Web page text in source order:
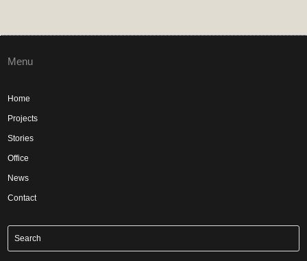
Menu
Home
Projects
Stories
Office
News
Contact